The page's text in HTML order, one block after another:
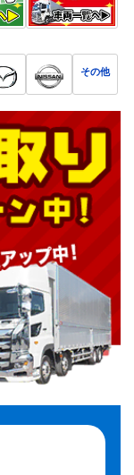
その他